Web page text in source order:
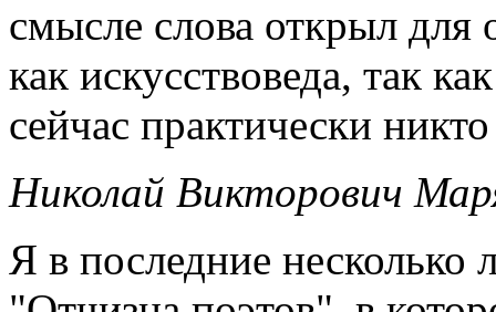
смысле слова открыл для
как искусствоведа, так
сейчас практически
Николай Викторович
Я в последние несколько